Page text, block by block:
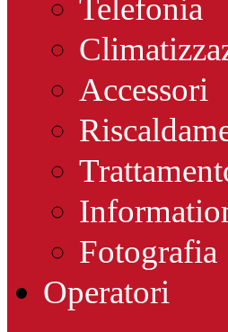
Telefonia
Accessori
Fotografia
Operatori